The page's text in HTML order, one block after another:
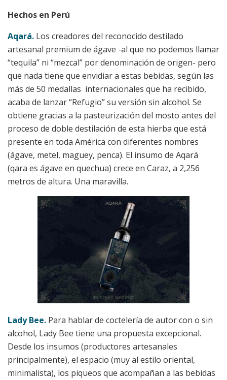
Hechos en Perú
Aqará. Los creadores del reconocido destilado
artesanal premium de ágave -al que no podemos llamar
“tequila” ni “mezcal” por denominación de origen- pero
que nada tiene que envidiar a estas bebidas, según las
más de 50 medallas internacionales que ha recibido,
acaba de lanzar “Refugio” su versión sin alcohol. Se
obtiene gracias a la pasteurización del mosto antes del
proceso de doble destilación de esta hierba que está
presente en toda América con diferentes nombres
(ágave, metel, maguey, penca). El insumo de Aqará
(qara es ágave en quechua) crece en Caraz, a 2,256
metros de altura. Una maravilla.
Lady Bee. Para hablar de coctelería de autor con o sin
alcohol, Lady Bee tiene una propuesta excepcional.
Desde los insumos (productores artesanales
principalmente), el espacio (muy al estilo oriental,
minimalista), los piqueos que acompañan a las bebidas